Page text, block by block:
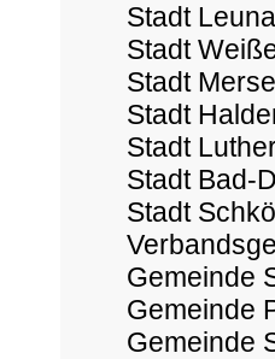
Stadt Leuna
Stadt
Stadt
Stadt
Stadt
Stadt Bad-
Stadt
Gemeinde
Gemeinde
Gemeinde